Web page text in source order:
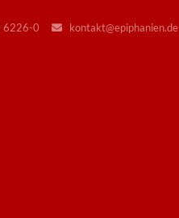
6226-0 kontakt@epiphanien.de